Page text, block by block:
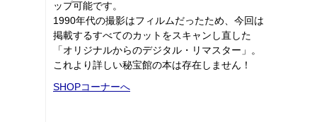
ップ可能です。
1990年代の撮影はフィルムだったため、今回は
掲載するすべてのカットをスキャンし直した
「オリジナルからのデジタル・リマスター」。
これより詳しい秘宝館の本は存在しません！
SHOPコーナーへ